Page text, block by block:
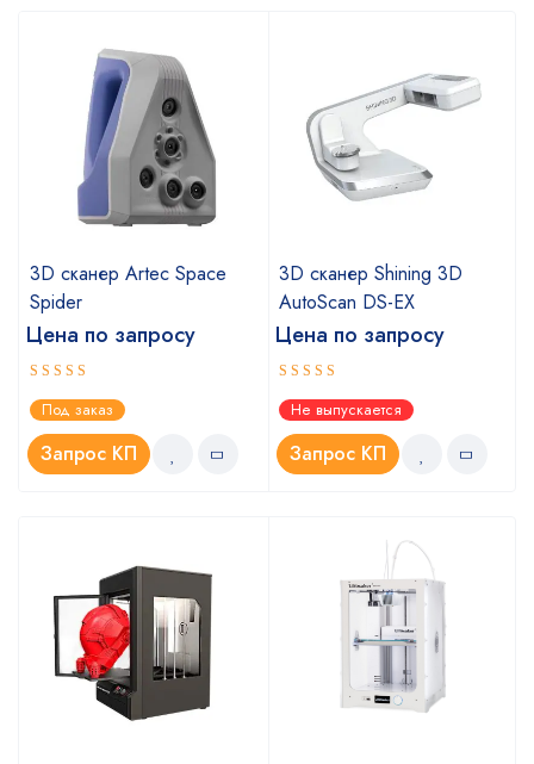
3D сканер Artec Space
Spider
Цена по запросу
Оценка
5.00из 5
Под заказ
Запрос КП
3D сканер Shining 3D
AutoScan DS-EX
Цена по запросу
Оценка
4.67из 5
Не выпускается
Запрос КП